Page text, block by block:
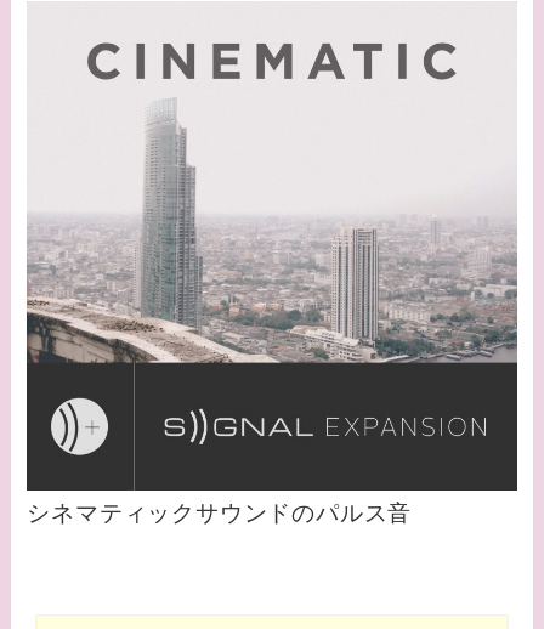
シネマティックサウンドのパルス音